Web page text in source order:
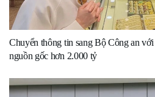
Chuyển thông tin sang Bộ Công an
nguồn gốc hơn 2.000 tỷ